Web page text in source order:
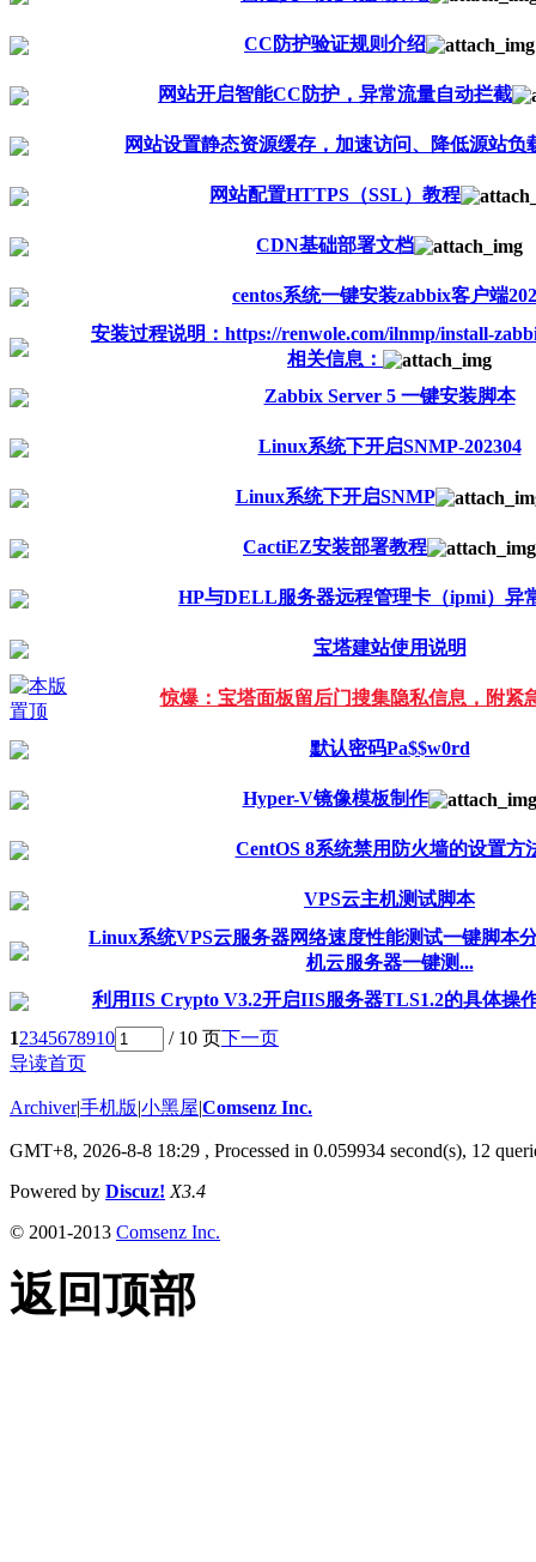
CC防护验证规则介绍
网站开启智能CC防护，异常流量自动拦截
网站设置静态资源缓存，加速访问、降低源站负
网站配置HTTPS（SSL）教程
CDN基础部署文档
centos系统一键安装zabbix客户端
安装过程说明：https://renwole.com/ilnmp/install-
相关信息：
Zabbix Server 5 一键安装脚本
Linux系统下开启SNMP-202304
Linux系统下开启SNMP
CactiEZ安装部署教程
HP与DELL服务器远程管理卡（ipmi）异
宝塔建站使用说明
惊爆：宝塔面板留后门搜集隐私信息，附紧
默认密码Pa$$w0rd
Hyper-V镜像模板制作
CentOS 8系统禁用防火墙的设置方
VPS云主机测试脚本
Linux系统VPS云服务器网络速度性能测试一键脚本
机云服务器一键测...
利用IIS Crypto V3.2开启IIS服务器TLS1.2的具体操
12345678910 / 10 页下一页
导读首页
Archiver|手机版|小黑屋|Comsenz Inc.
GMT+8, 2026-8-8 18:29 , Processed in 0.059934 second(s), 12
Powered by Discuz! X3.4
© 2001-2013 Comsenz Inc.
返回顶部